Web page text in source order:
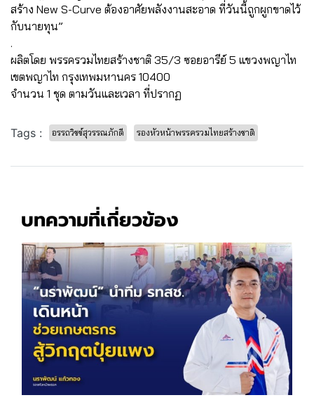
สร้าง New S-Curve ต้องอาศัยพลังงานสะอาด ที่วันนี้ถูกผูกขาดไว้
กับนายทุน”
.
ผลิตโดย พรรครวมไทยสร้างชาติ 35/3 ซอยอารีย์ 5 แขวงพญาไท
เขตพญาไท กรุงเทพมหานคร 10400
จำนวน 1 ชุด ตามวันและเวลา ที่ปรากฏ
Tags : อรรถวิชช์สุวรรณภักดี รองหัวหน้าพรรครวมไทยสร้างชาติ
บทความที่เกี่ยวข้อง